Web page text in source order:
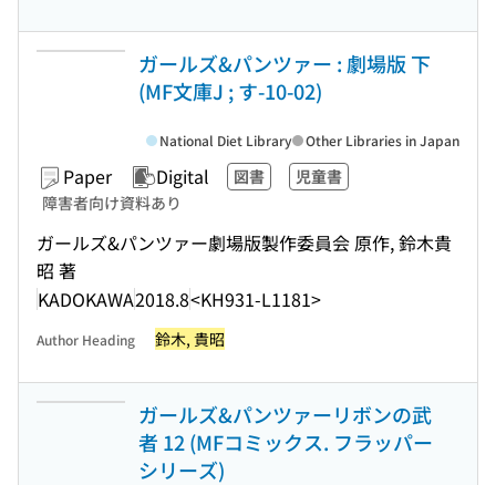
ガールズ&パンツァー : 劇場版 下
(MF文庫J ; す-10-02)
Paper Digital 図書
児童書
障害者向け資料あり
ガールズ&パンツァー劇場版製作委員会 原作, 鈴木貴
昭 著
KADOKAWA2018.8<KH931-L1181>
National Diet Library Other Libraries in Japan
Author Heading 鈴木, 貴昭
ガールズ&パンツァーリボンの武
者 12 (MFコミックス. フラッパー
シリーズ)